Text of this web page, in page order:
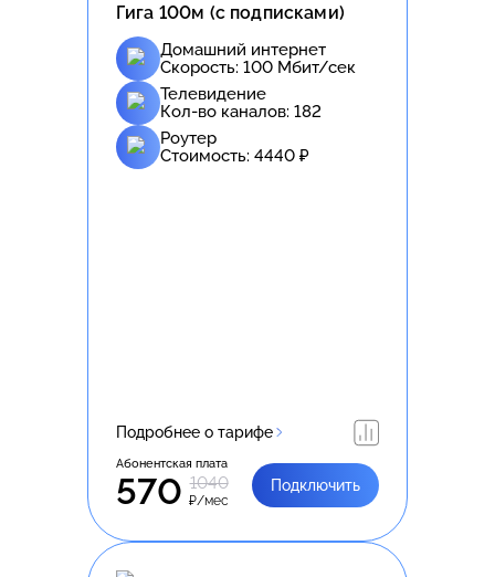
Гига 100м (с подписками)
Домашний интернет
Скорость: 100 Мбит/сек
Телевидение
Кол-во каналов: 182
Роутер
Стоимость: 4440 ₽
Подробнее о тарифе
Абонентская плата
570 1040
₽/мес
Подключить